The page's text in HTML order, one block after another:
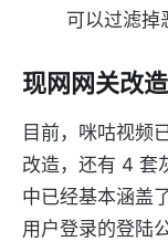
可以过滤掉
现网网关改
目前，咪咕视频
改造，还有 4 套
中已经基本涵盖
用户登录的登陆